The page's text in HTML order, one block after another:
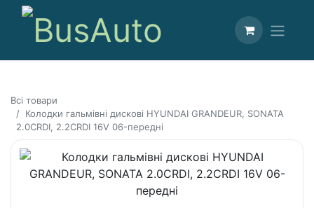
Всі товари
Колодки гальмівні дискові HYUNDAI GRANDEUR, SONATA
2.0CRDI, 2.2CRDI 16V 06-передні